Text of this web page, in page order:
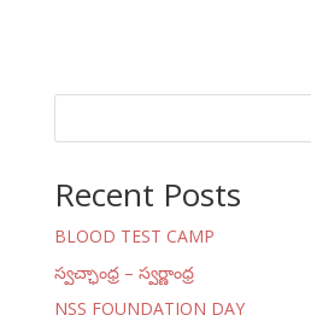
Recent Posts
BLOOD TEST CAMP
స్వచ్ఛాంధ్ర – స్వర్ణాంధ్ర
NSS FOUNDATION DAY